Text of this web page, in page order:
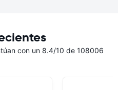
con un 8.4/10 de 108006